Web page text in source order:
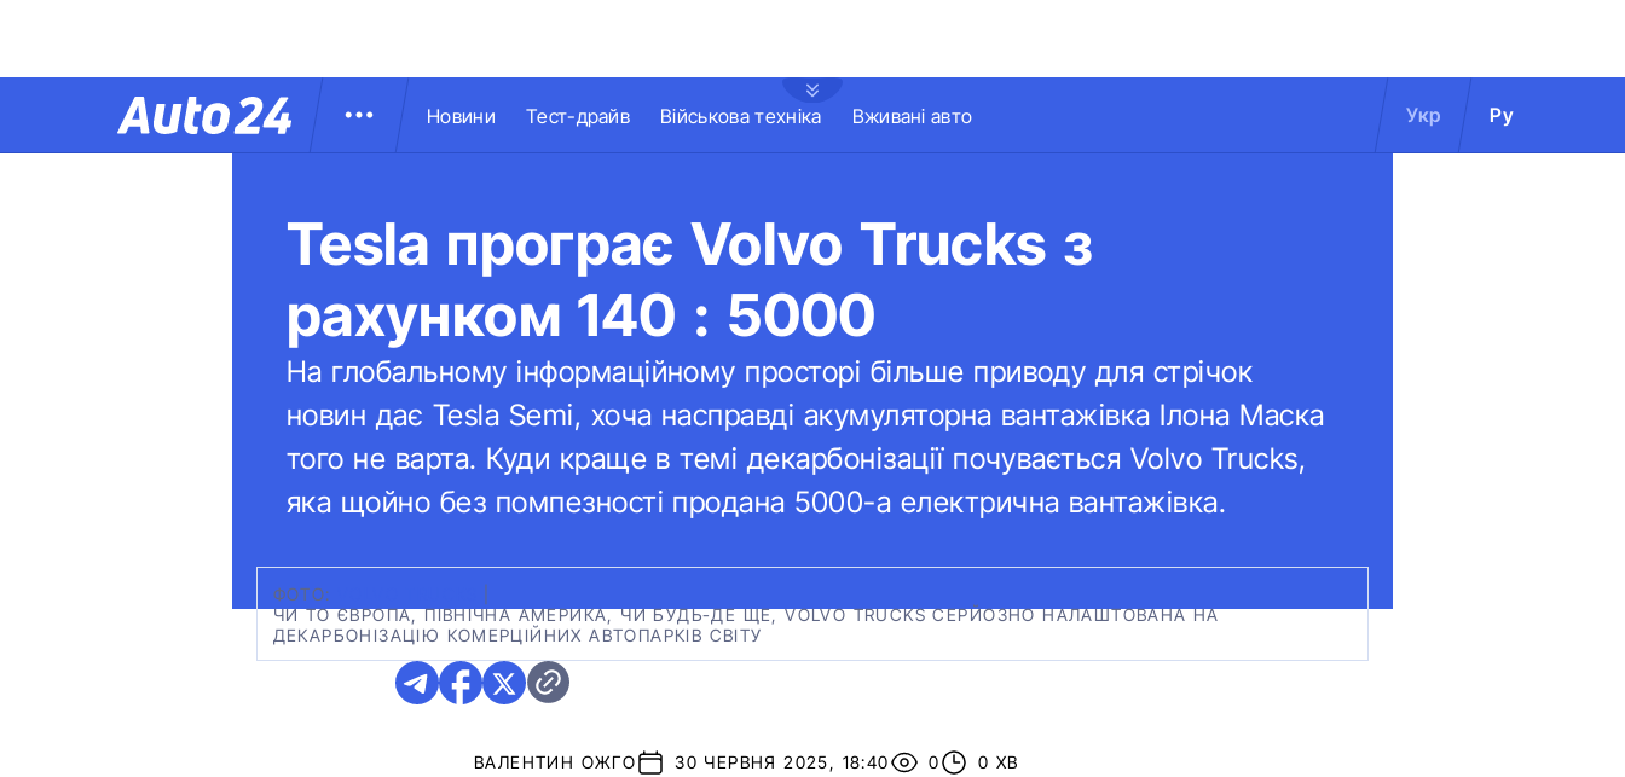
Новини Тест-драйв Військова техніка Вживані авто Укр Ру
Tesla програє Volvo Trucks з
рахунком 140 : 5000
На глобальному інформаційному просторі більше приводу для стрічок
новин дає Tesla Semi, хоча насправді акумуляторна вантажівка Ілона Маска
того не варта. Куди краще в темі декарбонізації почувається Volvo Trucks,
яка щойно без помпезності продана 5000-а електрична вантажівка.
ФОТО:
ЧИ ТО ЄВРОПА, ПІВНІЧНА АМЕРИКА, ЧИ БУДЬ-ДЕ ЩЕ, VOLVO TRUCKS СЕРЙОЗНО НАЛАШТОВАНА НА
ДЕКАРБОНІЗАЦІЮ КОМЕРЦІЙНИХ АВТОПАРКІВ СВІТУ
ВАЛЕНТИН ОЖГО 30 ЧЕРВНЯ 2025, 18:40 0 0 ХВ